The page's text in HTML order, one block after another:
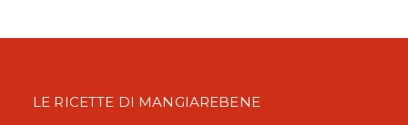
LE RICETTE DI MANGIAREBENE